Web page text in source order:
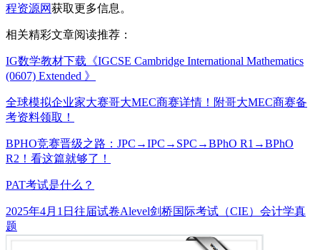
程资源网获取更多信息。
相关精彩文章阅读推荐：
IG数学教材下载《IGCSE Cambridge International Mathematics
(0607) Extended 》
全球模拟企业家大赛哥大MEC商赛详情！附哥大MEC商赛备
考资料领取！
BPHO竞赛晋级之路：JPC→IPC→SPC→BPhO R1→BPhO
R2！看这篇就够了！
PAT考试是什么？
发
布
于
2025年4月1日 分
往届试卷标
Alevel剑桥国际考试（CIE）会计学真
题